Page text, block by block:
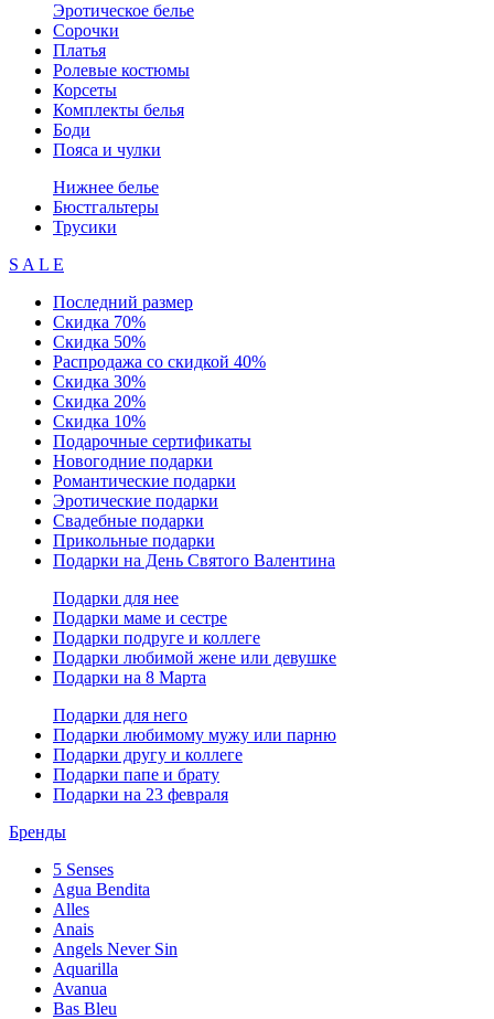
Эротическое белье
Сорочки
Платья
Ролевые костюмы
Корсеты
Комплекты белья
Боди
Пояса и чулки
Нижнее белье
Бюстгальтеры
Трусики
S A L E
Последний размер
Скидка 70%
Скидка 50%
Распродажа со скидкой 40%
Скидка 30%
Скидка 20%
Скидка 10%
Подарочные сертификаты
Новогодние подарки
Романтические подарки
Эротические подарки
Свадебные подарки
Прикольные подарки
Подарки на День Святого Валентина
Подарки для нее
Подарки маме и сестре
Подарки подруге и коллеге
Подарки любимой жене или девушке
Подарки на 8 Марта
Подарки для него
Подарки любимому мужу или парню
Подарки другу и коллеге
Подарки папе и брату
Подарки на 23 февраля
Бренды
5 Senses
Agua Bendita
Alles
Anais
Angels Never Sin
Aquarilla
Avanua
Bas Bleu